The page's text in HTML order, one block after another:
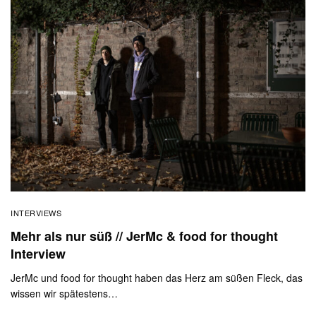
INTERVIEWS
Mehr als nur süß // JerMc & food for thought
Interview
JerMc und food for thought haben das Herz am süßen Fleck, das
wissen wir spätestens…